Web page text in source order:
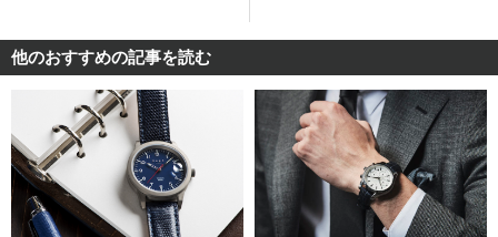
他のおすすめの記事を読む